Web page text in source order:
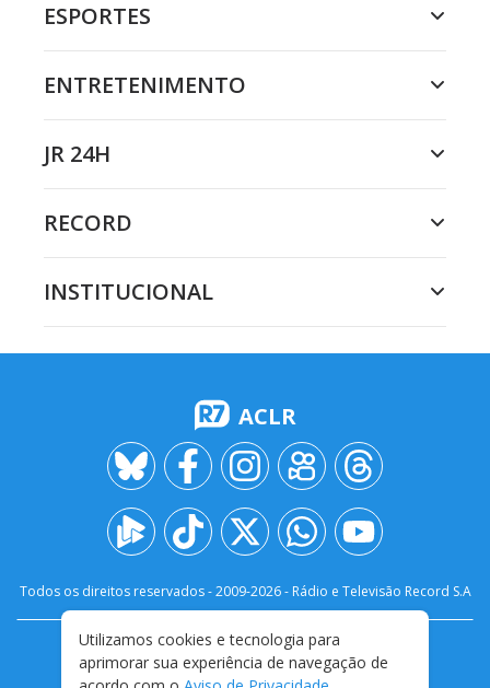
ESPORTES
ENTRETENIMENTO
JR 24H
RECORD
INSTITUCIONAL
ACLR
Todos os direitos reservados - 2009-2026- Rádio e Televisão Record S.A
FALE CONOSCO
PRIVACIDADE
TERMOS E CONDIÇÕES DE USO
Utilizamos cookies e tecnologia para
aprimorar sua experiência de navegação de